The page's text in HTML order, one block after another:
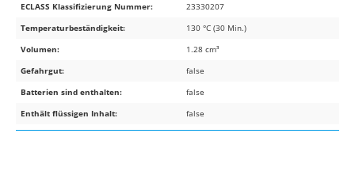
ECLASS Klassifizierung Nummer:
23330207
Temperaturbeständigkeit:
130 °C (30 Min.)
Volumen:
1.28 cm³
Gefahrgut:
false
Batterien sind enthalten:
false
Enthält flüssigen Inhalt:
false